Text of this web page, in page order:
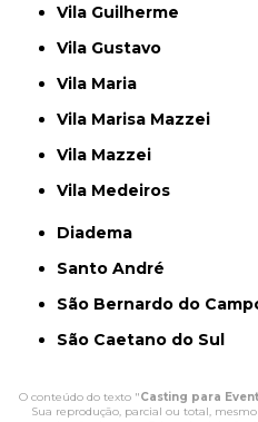
Vila Guilherme
Vila Gustavo
Vila Maria
Vila Marisa Mazzei
Vila Mazzei
Vila Medeiros
Diadema
Santo André
São Bernardo do
São Caetano do Sul
O conteúdo do texto "Casting para
Sua reprodução, parcial ou total,